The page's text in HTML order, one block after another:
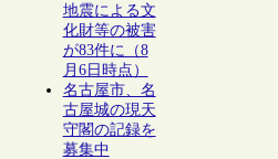
地震による文
化財等の被害
が83件に（8
月6日時点）
名古屋市、名
古屋城の現天
守閣の記録を
募集中